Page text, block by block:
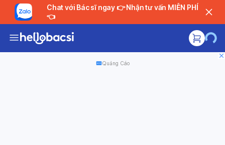
Chat với Bác sĩ ngay 👉 Nhận tư vấn MIỄN PHÍ
👈
Quảng Cáo